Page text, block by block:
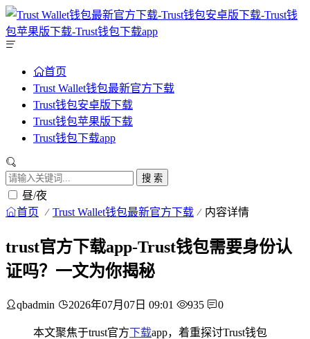
首页
Trust Wallet钱包最新官方下载
Trust钱包安卓版下载
Trust钱包苹果版下载
Trust钱包下载app
搜 索
昼/夜
首页 Trust Wallet钱包最新官方下载 内容详情
trust官方下载app-Trust钱包需要身份认
证吗？一文为你揭秘
qbadmin 2026年07月07日 09:01 935 0
本文聚焦于trust官方下载app，着重探讨Trust钱包